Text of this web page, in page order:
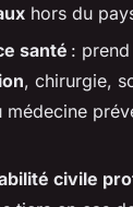
hors du
santé :
, chirurgie,
médecine
civile